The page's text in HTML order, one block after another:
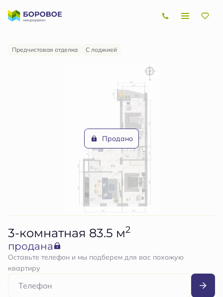
3-комнатная Цена по запросу
Предчистовая отделка С лоджией
Продано
3-комнатная 83.5 м2
продана
Оставьте телефон и мы подберем для вас похожую
квартиру